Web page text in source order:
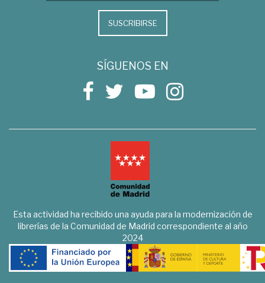
SUSCRIBIRSE
SÍGUENOS EN
Esta actividad ha recibido una ayuda para la modernización de
librerías de la Comunidad de Madrid correspondiente al año
2024